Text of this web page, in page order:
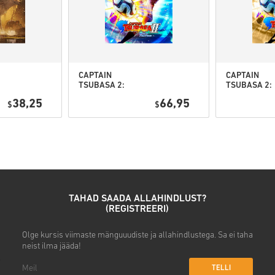
• Vali sobiv makseviis
• Lõpeta tellimus
Seejärel saad e-kirja
$38,25
CAPTAIN
TSUBASA 2:
(STEAM) EU
$66,95
CAPTAIN
TSUBASA 2:
Deluxe
TAHAD SAADA ALLAHINDLUST?
(REGISTREERI)
Olge kursis viimaste mänguuudiste ja allahindlustega. Sa ei taha
neist ilma jääda!
TELLI